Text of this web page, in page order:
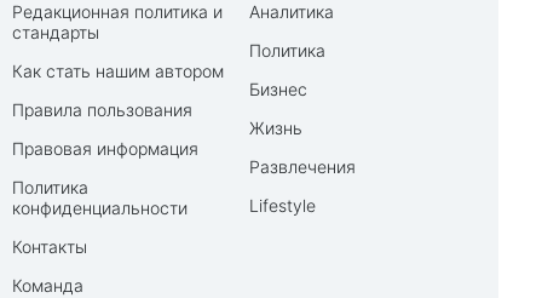
Редакционная политика и
стандарты
Как стать нашим автором
Правила пользования
Правовая информация
Политика
конфиденциальности
Контакты
Команда
Аналитика
Политика
Бизнес
Жизнь
Развлечения
Lifestyle